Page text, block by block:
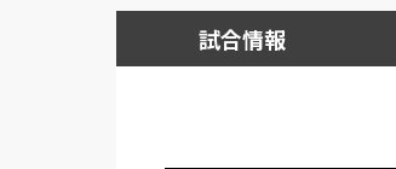
試合情報